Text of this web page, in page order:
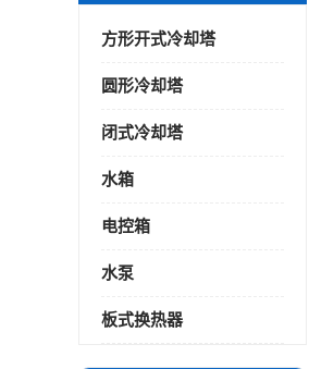
方形开式冷却塔
圆形冷却塔
闭式冷却塔
水箱
电控箱
水泵
板式换热器